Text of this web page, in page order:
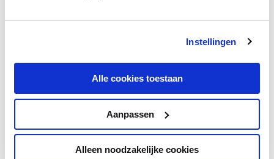
Instellingen
Alle cookies toestaan
Aanpassen
Alleen noodzakelijke cookies